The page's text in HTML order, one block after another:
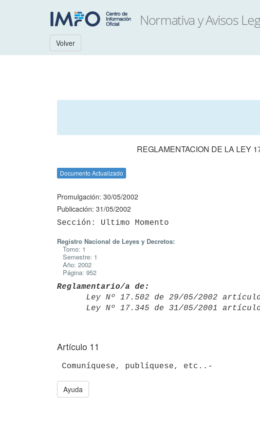
Volver
REGLAMENTACION DE LA LEY
Documento Actualizado
Promulgación: 30/05/2002
Publicación: 31/05/2002
Registro Nacional de Leyes y Decretos:
Tomo: 1
Semestre: 1
Año: 2002
Página: 952
Reglamentario/a de:
Ley Nº 17.502 de 29/05/2002
Ley Nº 17.345 de 31/05/2001
Artículo 11
Ayuda